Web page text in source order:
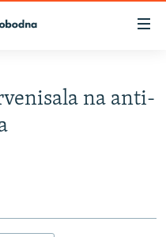
na anti-